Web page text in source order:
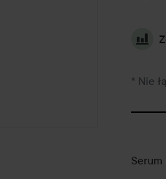
* Nie